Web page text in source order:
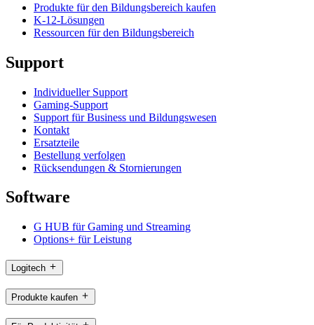
Produkte für den Bildungsbereich kaufen
K-12-Lösungen
Ressourcen für den Bildungsbereich
Support
Individueller Support
Gaming-Support
Support für Business und Bildungswesen
Kontakt
Ersatzteile
Bestellung verfolgen
Rücksendungen & Stornierungen
Software
G HUB für Gaming und Streaming
Options+ für Leistung
Logitech
Produkte kaufen